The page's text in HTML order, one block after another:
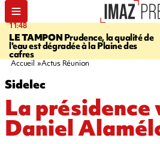
11:48
LE TAMPON Prudence, la qualité de
l'eau est dégradée à la Plaine des
cafres
Accueil Actus Réunion
Sidelec
La présidence
Daniel